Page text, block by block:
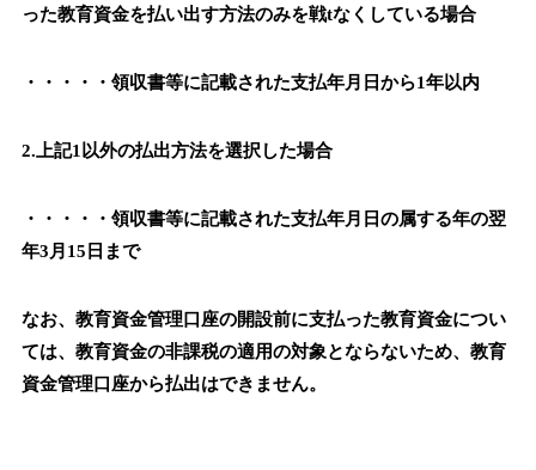
った教育資金を払い出す方法のみを戦tなくしている場合
・・・・・領収書等に記載された支払年月日から1年以内
2.上記1以外の払出方法を選択した場合
・・・・・領収書等に記載された支払年月日の属する年の翌
年3月15日まで
なお、教育資金管理口座の開設前に支払った教育資金につい
ては、教育資金の非課税の適用の対象とならないため、教育
資金管理口座から払出はできません。